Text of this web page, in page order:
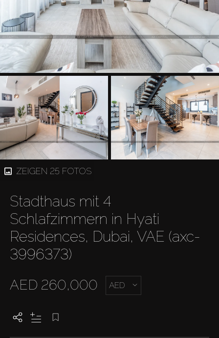
ZEIGEN 25 FOTOS
Stadthaus mit 4
Schlafzimmern in Hyati
Residences, Dubai, VAE (axc-
3996373)
AED 260,000 AED